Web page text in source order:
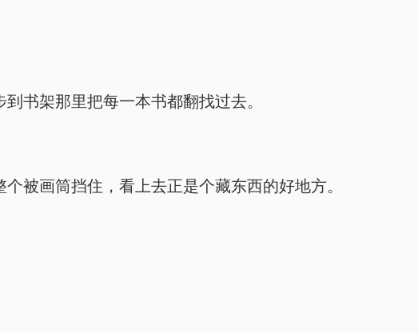
书架那里把每一本书都翻找过去。
被画筒挡住，看上去正是个藏东西的好地方。